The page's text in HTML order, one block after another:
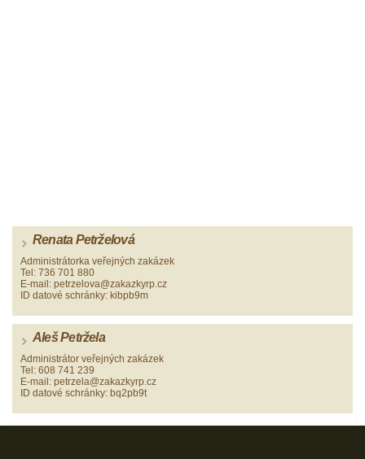
Renata Petrželová
Administrátorka veřejných zakázek
Tel: 736 701 880
E-mail: petrzelova@zakazkyrp.cz
ID datové schránky: kibpb9m
Aleš Petržela
Administrátor veřejných zakázek
Tel: 608 741 239
E-mail: petrzela@zakazkyrp.cz
ID datové schránky: bq2pb9t